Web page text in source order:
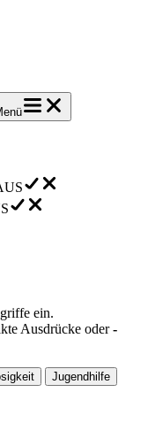
ein.
Ausdrücke oder-
Jugendhilfe